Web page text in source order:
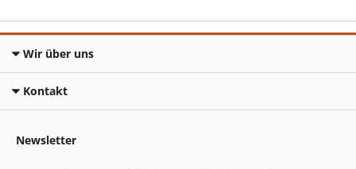
Wir über uns
Kontakt
Newsletter